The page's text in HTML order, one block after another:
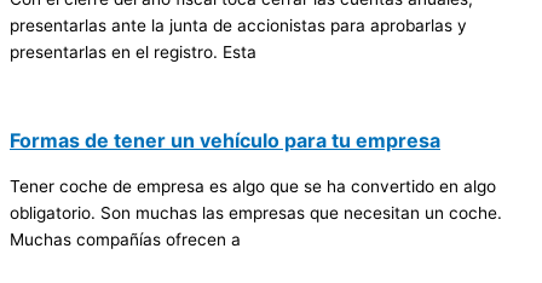
presentarlas ante la junta de accionistas para aprobarlas y
presentarlas en el registro. Esta
Formas de tener un vehículo para tu empresa
Tener coche de empresa es algo que se ha convertido en algo
obligatorio. Son muchas las empresas que necesitan un coche.
Muchas compañías ofrecen a